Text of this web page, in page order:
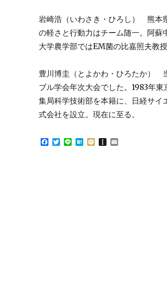
岩崎浩（いわさき・ひろし） 熊本
の軽さと行動力はチーム随一。阿
大学農学部ではEM菌の比嘉照夫教
豊川博圭（とよかわ・ひろたか）
ブル学会年次大会でした。1983年
集局科学技術部を本籍に、日経サ
式会社を設立。現在に至る。
F
T
L
H
M